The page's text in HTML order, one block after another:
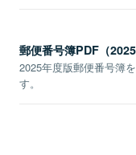
郵便番号簿PDF（2025
2025年度版郵便番号簿
す。